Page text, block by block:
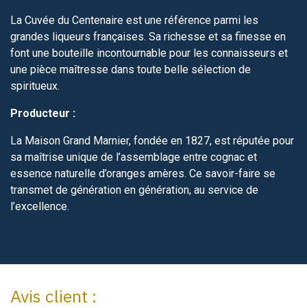
La Cuvée du Centenaire est une référence parmi les
grandes liqueurs françaises. Sa richesse et sa finesse en
font une bouteille incontournable pour les connaisseurs et
une pièce maîtresse dans toute belle sélection de
spiritueux.
Producteur :
La Maison Grand Marnier, fondée en 1827, est réputée pour
sa maîtrise unique de l’assemblage entre cognac et
essence naturelle d’oranges amères. Ce savoir-faire se
transmet de génération en génération, au service de
l’excellence.
Avis client :